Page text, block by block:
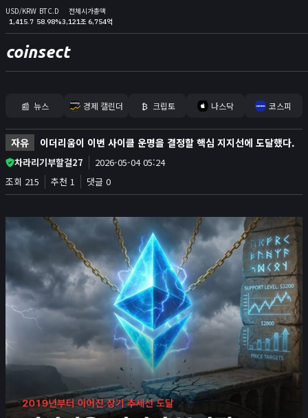
USD/KRW
1,415.7
BTC.D
58.98%
전체시가총액
3,121조 6,754억
coinsect
홈
커뮤니티
📊
실시간 포지션
비트멕스 리더보드
고래 입출금
🐳
리치리스트
뉴스/콘텐츠
경제 캘린더
인플루언서
📰 뉴스 경제 캘린더 ₿ 크립토 나스닥 코스피
자유 이더리움이 이번 사이클 운명을 결정할 핵심 지지선에 도달했다.
차라리기부할걸27
2026-05-04 05:24
조회 215
추천 1 댓글 0